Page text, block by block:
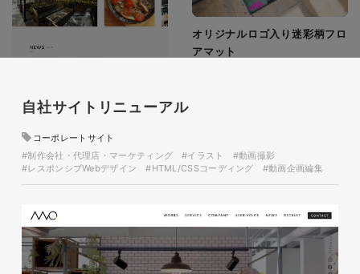
制作
施設・店舗サイト
#食品・飲食
#HTML/CSSコーディング
オリジナルロゴ入り迷彩柄フロ
アマット
自社サイトリニューアル
コーポレートサイト
#制作会社・代理店・マーケティング
#イラスト
#動画撮影
#レスポンシブWebデザイン
#HTML/CSSコーディング #動画企画編集